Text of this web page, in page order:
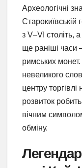
Археологічні
Старокиївській
з V–VI століть,
ще раніші часи
римських
невеликого
центру
розвиток
вічним
обміну.